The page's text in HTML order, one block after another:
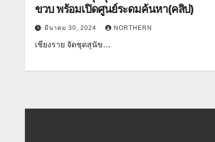
ขวบ พร้อมเปิดศูนย์ระดมค้นหา(คลิป)
มีนาคม 30, 2024 NORTHERN
เชียงราย จัดชุดสุนัข…